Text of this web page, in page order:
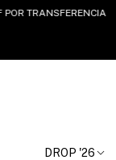
DROP '26